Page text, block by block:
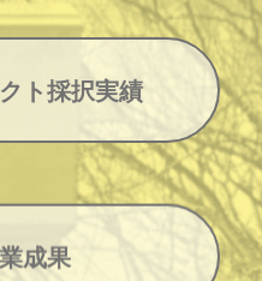
ト採択実績
成果